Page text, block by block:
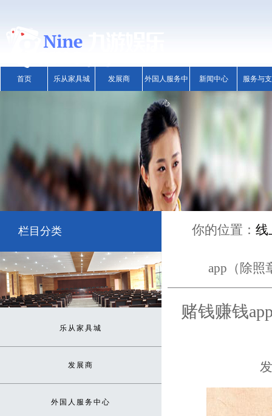
首页 乐从家具城 发展商 外国人服务中
心
新闻中心 服务与
栏目分类
乐从家具城
发展商
外国人服务中心
你的位置： 线
app（除照
赌钱赚钱